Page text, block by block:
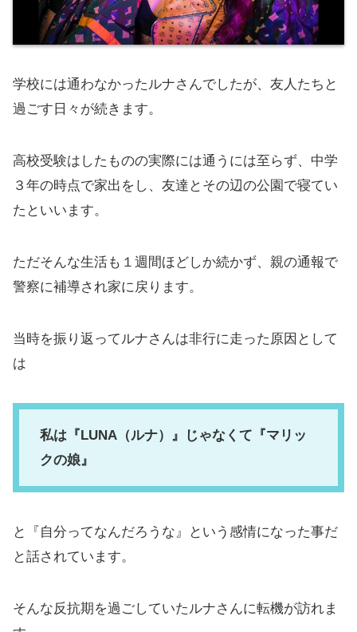
学校には通わなかったルナさんでしたが、友人たちと
過ごす日々が続きます。
高校受験はしたものの実際には通うには至らず、中学
３年の時点で家出をし、友達とその辺の公園で寝てい
たといいます。
ただそんな生活も１週間ほどしか続かず、親の通報で
警察に補導され家に戻ります。
当時を振り返ってルナさんは非行に走った原因として
は
私は『LUNA（ルナ）』じゃなくて『マリッ
クの娘』
と『自分ってなんだろうな』という感情になった事だ
と話されています。
そんな反抗期を過ごしていたルナさんに転機が訪れま